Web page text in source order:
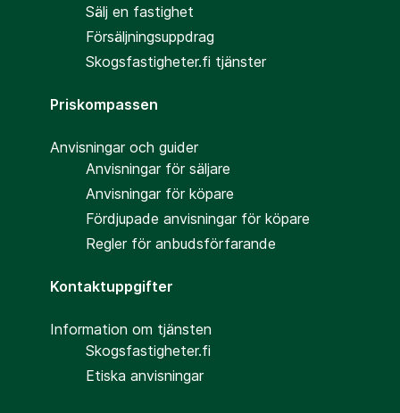
Sälj en fastighet
Försäljningsuppdrag
Skogsfastigheter.fi tjänster
Priskompassen
Anvisningar och guider
Anvisningar för säljare
Anvisningar för köpare
Fördjupade anvisningar för köpare
Regler för anbudsförfarande
Kontaktuppgifter
Information om tjänsten
Skogsfastigheter.fi
Etiska anvisningar